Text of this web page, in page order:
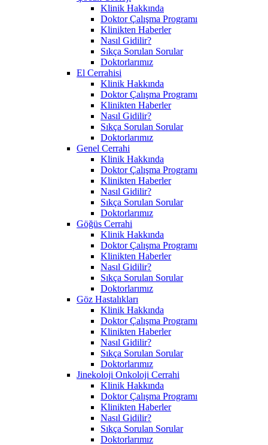
Klinik Hakkında
Doktor Çalışma Programı
Klinikten Haberler
Nasıl Gidilir?
Sıkça Sorulan Sorular
Doktorlarımız
El Cerrahisi
Klinik Hakkında
Doktor Çalışma Programı
Klinikten Haberler
Nasıl Gidilir?
Sıkça Sorulan Sorular
Doktorlarımız
Genel Cerrahi
Klinik Hakkında
Doktor Çalışma Programı
Klinikten Haberler
Nasıl Gidilir?
Sıkça Sorulan Sorular
Doktorlarımız
Göğüs Cerrahi
Klinik Hakkında
Doktor Çalışma Programı
Klinikten Haberler
Nasıl Gidilir?
Sıkça Sorulan Sorular
Doktorlarımız
Göz Hastalıkları
Klinik Hakkında
Doktor Çalışma Programı
Klinikten Haberler
Nasıl Gidilir?
Sıkça Sorulan Sorular
Doktorlarımız
Jinekoloji Onkoloji Cerrahi
Klinik Hakkında
Doktor Çalışma Programı
Klinikten Haberler
Nasıl Gidilir?
Sıkça Sorulan Sorular
Doktorlarımız